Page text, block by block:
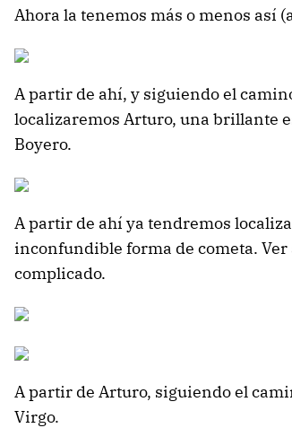
Ahora la tenemos más o menos así
A partir de ahí, y siguiendo el
localizaremos Arturo, una brillante
Boyero.
A partir de ahí ya tendremos
inconfundible forma de cometa. Ver
complicado.
A partir de Arturo, siguiendo el
Virgo.